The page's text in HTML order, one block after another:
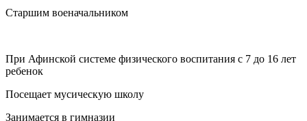
Старшим военачальником
При Афинской системе физического воспитания с 7 до 16 лет
ребенок
Посещает мусическую школу
Занимается в гимназии